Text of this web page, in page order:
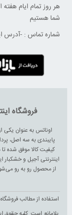
شما هستیم
شماره تماس : -آدرس
فروشگاه
اوناتس به عنوان یکی
کیفیت کالا موفق شده
اینترنتی آجیل و
از محصول رو به رو
استفاده از مطالب